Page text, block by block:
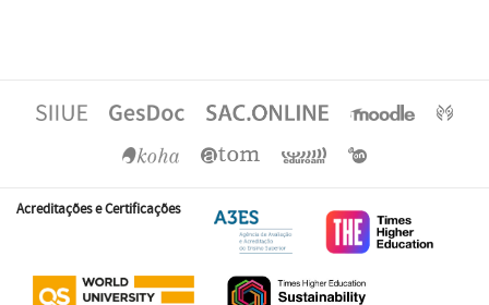
Acreditações e Certificações